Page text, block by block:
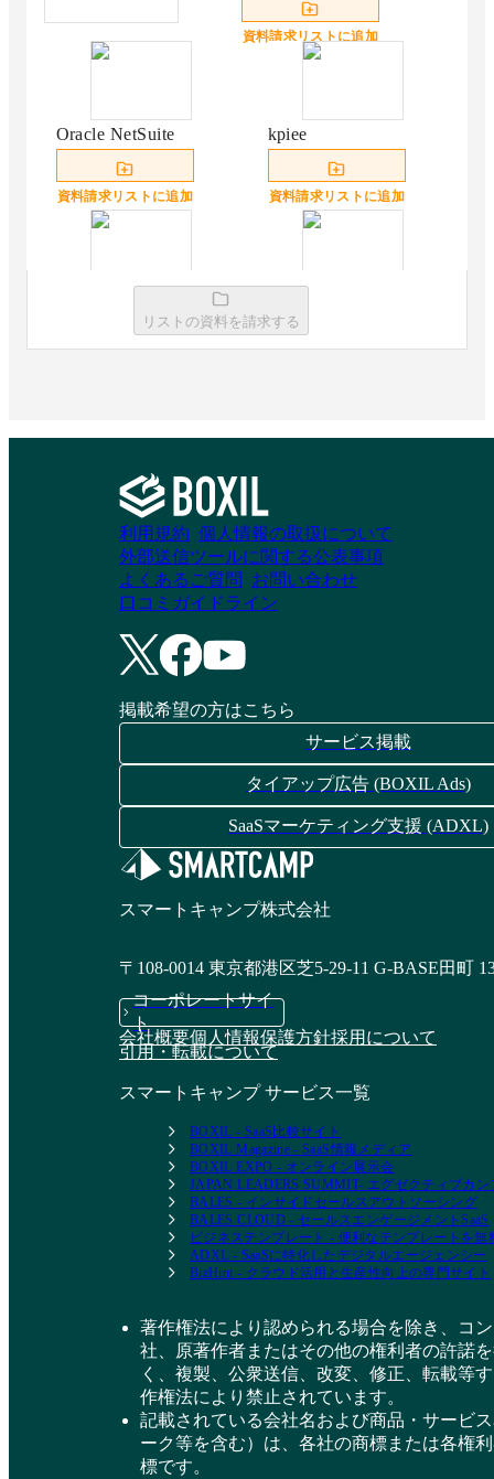
資料請求リストに追加
Oracle NetSuite
資料請求リストに追加
kpiee
資料請求リストに追加
資料請求リストに追加
資料請求リストに追加
Scale Cloud
資料請求リストに追加 資料請求リストに追加
資料請求リストに追加
リストの資料を請求する
利用規約 個人情報の取扱について
外部送信ツールに関する公表事項
よくあるご質問
お問い合わせ
口コミガイドライン
掲載希望の方はこちら
サービス掲載
タイアップ広告 (BOXIL Ads)
SaaSマーケティング支援 (ADXL)
スマートキャンプ株式会社
〒108-0014 東京都港区芝5-29-11 G-BASE田町
コーポレートサイ
ト
会社概要個人情報保護方針採用について
引用・転載について
スマートキャンプ サービス一覧
BOXIL - SaaS比較サイト
BOXIL Magazine - SaaS情報メディア
BOXIL EXPO - オンライン展示会
JAPAN LEADERS SUMMIT- エグゼクティブカン
BALES - インサイドセールスアウトソーシング
BALES CLOUD - セールスエンゲージメントSaaS
ビジネステンプレート - 便利なテンプレートを無
ADXL - SaaSに特化したデジタルエージェンシー
BizHint - クラウド活用と生産性向上の専門サイト
著作権法により認められる場合を除き、コ
社、原著作者またはその他の権利者の許諾
く、複製、公衆送信、改変、修正、転載等
作権法により禁止されています。
記載されている会社名および商品・サービ
ーク等を含む）は、各社の商標または各権
標です。